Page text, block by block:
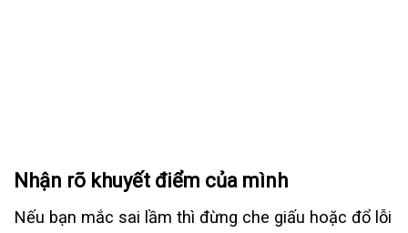
Nhận rõ khuyết điểm của mình
Nếu bạn mắc sai lầm thì đừng che giấu hoặc đổ lỗi